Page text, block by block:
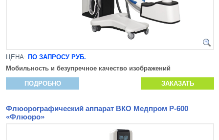
ЦЕНА: ПО ЗАПРОСУ РУБ.
Мобильность и безупречное качество изображений
ПОДРОБНО ЗАКАЗАТЬ
Флюорографический аппарат ВКО Медпром Р-600
«Флюоро»